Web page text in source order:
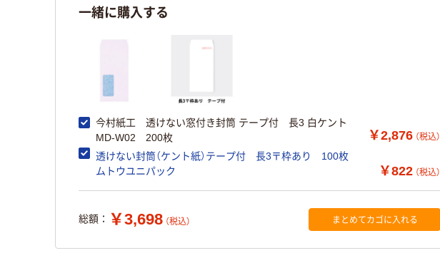
一緒に購入する
今村紙工 透けない窓付き封筒 テープ付 長3 白ケント
MD-W02 200枚
￥2,876 （税込）
透けない封筒（ケント紙）テープ付 長3〒枠あり 100枚
ムトウユニパック
￥822 （税込）
総額： ￥3,698 （税込） まとめてカゴに入れる